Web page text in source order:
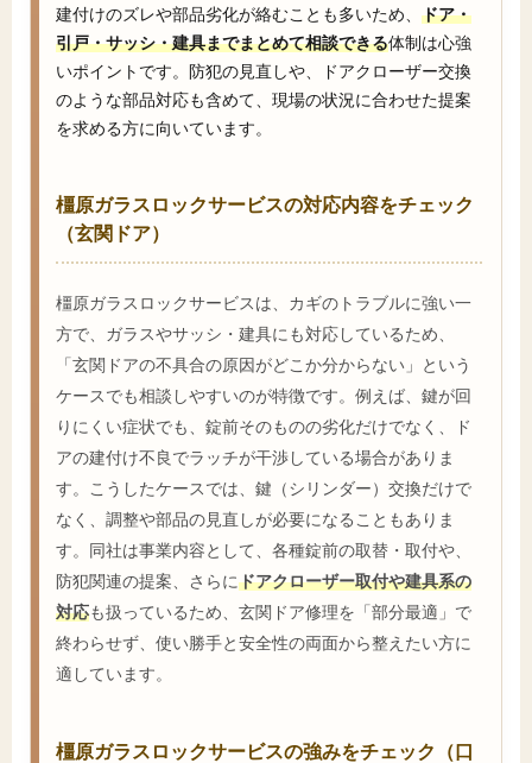
建付けのズレや部品劣化が絡むことも多いため、 ドア・
引戸・サッシ・建具までまとめて相談できる体制は心強
いポイントです。防犯の見直しや、ドアクローザー交換
のような部品対応も含めて、現場の状況に合わせた提案
を求める方に向いています。
橿原ガラスロックサービスの対応内容をチェック
（玄関ドア）
橿原ガラスロックサービスは、カギのトラブルに強い一
方で、ガラスやサッシ・建具にも対応しているため、
「玄関ドアの不具合の原因がどこか分からない」という
ケースでも相談しやすいのが特徴です。例えば、鍵が回
りにくい症状でも、錠前そのものの劣化だけでなく、ド
アの建付け不良でラッチが干渉している場合がありま
す。こうしたケースでは、鍵（シリンダー）交換だけで
なく、調整や部品の見直しが必要になることもありま
す。同社は事業内容として、各種錠前の取替・取付や、
防犯関連の提案、さらにドアクローザー取付や建具系の
対応も扱っているため、玄関ドア修理を「部分最適」で
終わらせず、使い勝手と安全性の両面から整えたい方に
適しています。
橿原ガラスロックサービスの強みをチェック（口